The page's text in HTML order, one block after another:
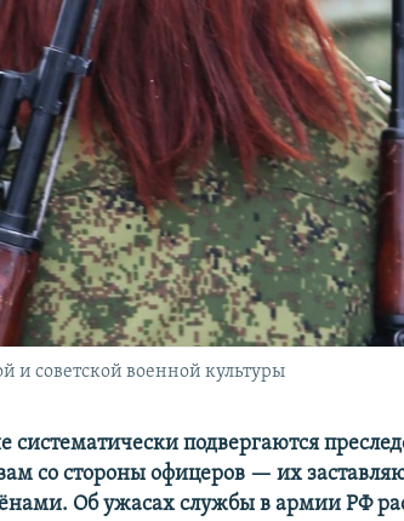
и советской военной культуры
подвергаются
со стороны офицеров — их
Об ужасах службы в армии РФ